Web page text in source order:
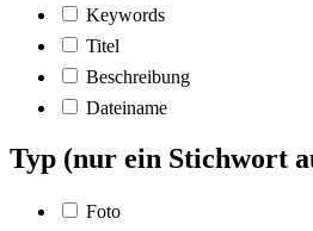
Keywords
Titel
Beschreibung
Dateiname
Typ (nur ein Stichwort
Foto